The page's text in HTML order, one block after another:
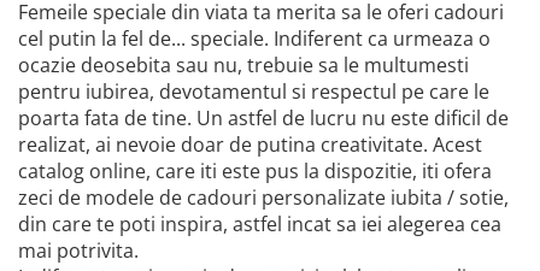
Femeile speciale din viata ta merita sa le oferi cadouri
cel putin la fel de... speciale. Indiferent ca urmeaza o
ocazie deosebita sau nu, trebuie sa le multumesti
pentru iubirea, devotamentul si respectul pe care le
poarta fata de tine. Un astfel de lucru nu este dificil de
realizat, ai nevoie doar de putina creativitate. Acest
catalog online, care iti este pus la dispozitie, iti ofera
zeci de modele de cadouri personalizate iubita / sotie,
din care te poti inspira, astfel incat sa iei alegerea cea
mai potrivita.